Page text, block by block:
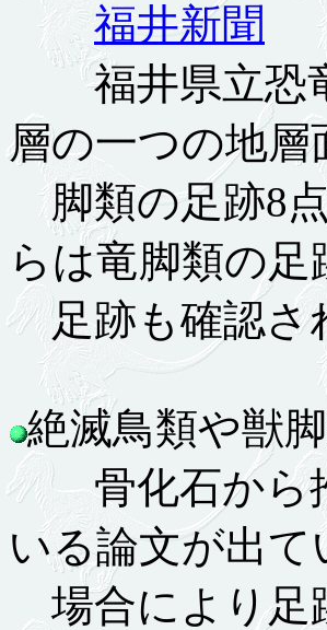
福井新聞
福井県立恐竜
層の一つの地層
脚類の足跡8
らは竜脚類の足
足跡も確認さ
絶滅鳥類や獣
骨化石から推
いる論文が出て
場合により足